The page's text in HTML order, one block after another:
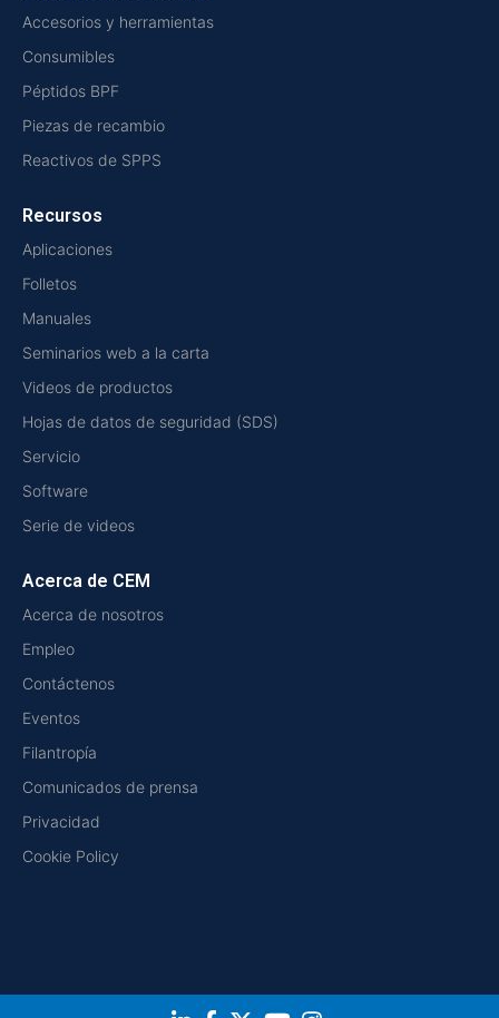
Accesorios y herramientas
Consumibles
Péptidos BPF
Piezas de recambio
Reactivos de SPPS
Recursos
Aplicaciones
Folletos
Manuales
Seminarios web a la carta
Videos de productos
Hojas de datos de seguridad (SDS)
Servicio
Software
Serie de videos
Acerca de CEM
Acerca de nosotros
Empleo
Contáctenos
Eventos
Filantropía
Comunicados de prensa
Privacidad
Cookie Policy